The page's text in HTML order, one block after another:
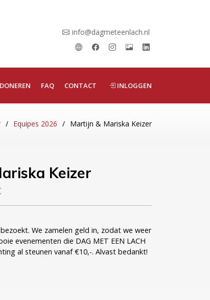
info@dagmeteenlach.nl
DONEREN FAQ CONTACT INLOGGEN
Equipes 2026 Martijn & Mariska Keizer
Keizer
We zamelen geld in, zodat we weer
evenementen die DAG MET EEN LACH